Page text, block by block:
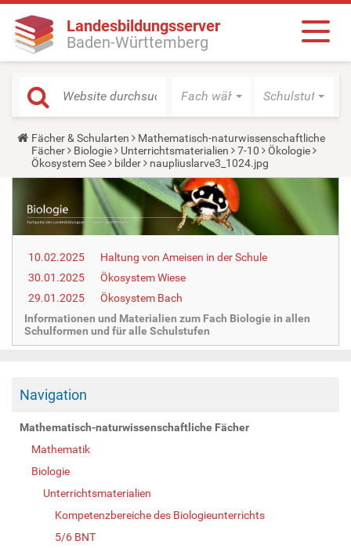
Landesbildungsserver
Baden-Württemberg
Fach wählen Schulstufe
Y
o
u
a
h
e
r
:
Fächer & Schularten
Mathematisch-naturwissenschaftliche
Fächer
Biologie Unterrichtsmaterialien 7-10
Ökologie
Ökosystem See
bilder naupliuslarve3_1024.jpg
10.02.2025
Haltung von Ameisen in der Schule
30.01.2025
Ökosystem Wiese
29.01.2025
Ökosystem Bach
Informationen und Materialien zum Fach Biologie in allen
Schulformen und für alle Schulstufen
Navigation
Mathematisch-naturwissenschaftliche Fächer
Mathematik
Biologie
Unterrichtsmaterialien
Kompetenzbereiche des Biologieunterrichts
5/6 BNT